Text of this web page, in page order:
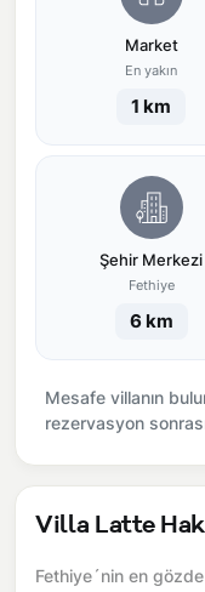
Market
En yakın
1 km
Şehir Merkezi
Fethiye
6 km
Mesafe villanın
rezervasyon
Villa Latte
Fethiye´nin en